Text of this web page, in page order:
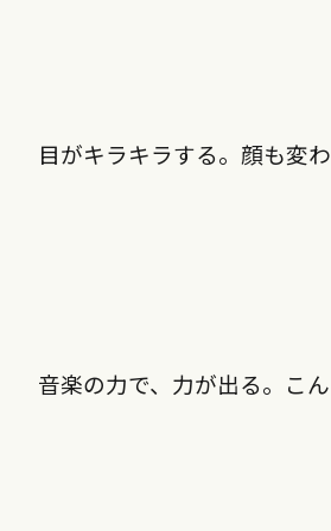
目がキラキラする。顔も変わ
音楽の力で、力が出る。こ